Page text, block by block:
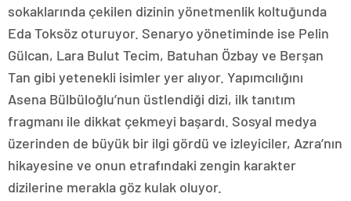
sokaklarında çekilen dizinin yönetmenlik koltuğunda
Eda Toksöz oturuyor. Senaryo yönetiminde ise Pelin
Gülcan, Lara Bulut Tecim, Batuhan Özbay ve Berşan
Tan gibi yetenekli isimler yer alıyor. Yapımcılığını
Asena Bülbüloğlu’nun üstlendiği dizi, ilk tanıtım
fragmanı ile dikkat çekmeyi başardı. Sosyal medya
üzerinden de büyük bir ilgi gördü ve izleyiciler, Azra’nın
hikayesine ve onun etrafındaki zengin karakter
dizilerine merakla göz kulak oluyor.